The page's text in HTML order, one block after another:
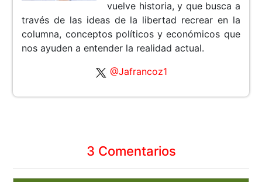
vuelve historia, y que busca a
través de las ideas de la libertad recrear en la
columna, conceptos políticos y económicos que
nos ayuden a entender la realidad actual.
@Jafrancoz1
3 Comentarios